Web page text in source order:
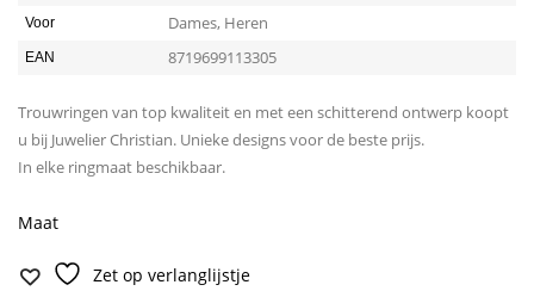
Voor Dames, Heren
EAN 8719699113305
Trouwringen van top kwaliteit en met een schitterend ontwerp koopt
u bij Juwelier Christian. Unieke designs voor de beste prijs.
In elke ringmaat beschikbaar.
Maat
Zet op verlanglijstje